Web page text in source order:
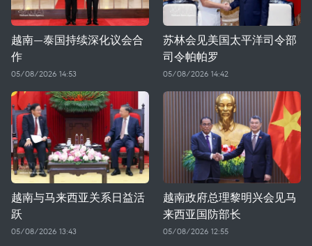
越南—泰国持续深化议会合
作
05/08/2026 14:53
苏林会见美国太平洋司令部
司令帕帕罗
05/08/2026 14:42
越南与马来西亚关系日益活
跃
05/08/2026 13:43
越南政府总理黎明兴会见马
来西亚国防部长
05/08/2026 12:55